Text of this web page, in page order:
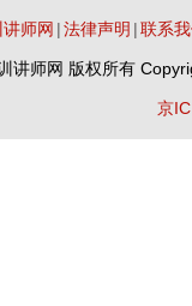
师网 |法律声明 |联系
讲师网 版权所有
京